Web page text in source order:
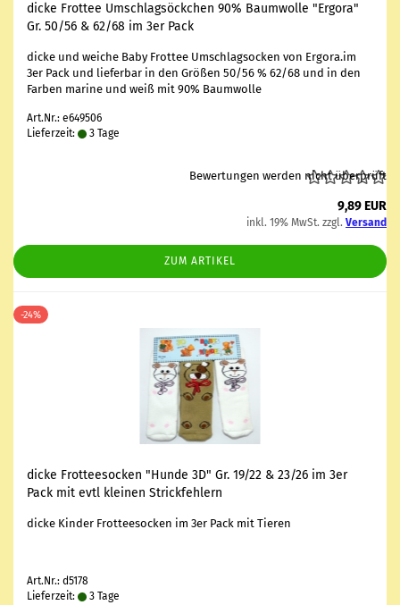
dicke Frot­tee Um­schlags­öck­chen 90% Baum­wol­le "Er­go­ra"
Gr. 50/56 & 62/68 im 3er Pack
dicke und wei­che Baby Frot­tee Um­schlagsocken von Er­go­ra.im
3er Pack und lie­fer­bar in den Grö­ßen 50/56 % 62/68 und in den
Far­ben ma­ri­ne und weiß mit 90% Baum­wol­le
Art.Nr.: e649506
Lieferzeit:
3 Tage
Bewertungen werden nicht überprüft
9,89 EUR
inkl. 19% MwSt. zzgl. Versand
ZUM ARTIKEL
-24%
dicke Frot­tee­so­cken "Hunde 3D" Gr. 19/22 & 23/26 im 3er
Pack mit evtl klei­nen Strick­feh­lern
dicke Kin­der Frot­tee­so­cken im 3er Pack mit Tie­ren
Art.Nr.: d5178
Lieferzeit:
3 Tage